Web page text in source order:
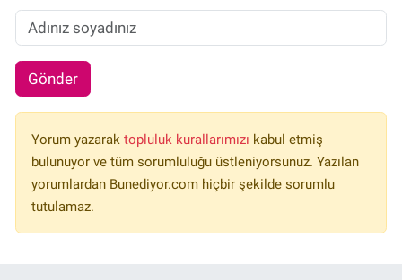
Gönder
Yorum yazarak topluluk kurallarımızı kabul etmiş
bulunuyor ve tüm sorumluluğu üstleniyorsunuz. Yazılan
yorumlardan Bunediyor.com hiçbir şekilde sorumlu
tutulamaz.